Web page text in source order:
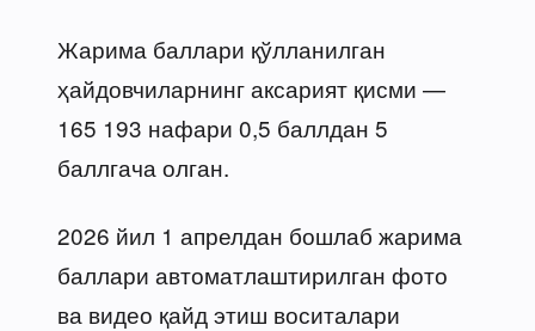
Жарима баллари қўлланилган
ҳайдовчиларнинг аксарият қисми —
165 193 нафари 0,5 баллдан 5
баллгача олган.
2026 йил 1 апрелдан бошлаб жарима
баллари автоматлаштирилган фото
ва видео қайд этиш воситалари